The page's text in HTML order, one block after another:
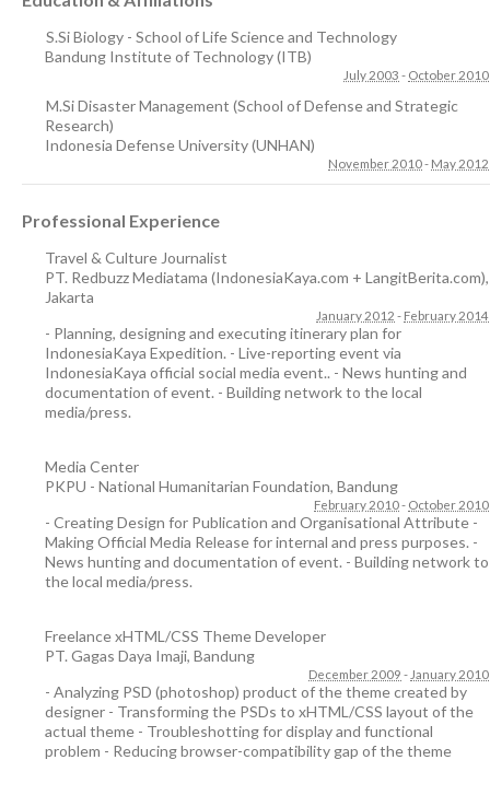
S.Si Biology - School of Life Science and Technology
Bandung Institute of Technology (ITB)
July 2003 - October 2010
M.Si Disaster Management (School of Defense and Strategic
Research)
Indonesia Defense University (UNHAN)
November 2010- May 2012
Professional Experience
Travel & Culture Journalist
PT. Redbuzz Mediatama (IndonesiaKaya.com + LangitBerita.com),
Jakarta
January 2012 - February 2014
- Planning, designing and executing itinerary plan for
IndonesiaKaya Expedition. - Live-reporting event via
IndonesiaKaya official social media event.. - News hunting and
documentation of event. - Building network to the local
media/press.
Media Center
PKPU - National Humanitarian Foundation, Bandung
February 2010- October 2010
- Creating Design for Publication and Organisational Attribute -
Making Official Media Release for internal and press purposes. -
News hunting and documentation of event. - Building network to
the local media/press.
Freelance xHTML/CSS Theme Developer
PT. Gagas Daya Imaji, Bandung
December 2009 - January 2010
- Analyzing PSD (photoshop) product of the theme created by
designer - Transforming the PSDs to xHTML/CSS layout of the
actual theme - Troubleshotting for display and functional
problem - Reducing browser-compatibility gap of the theme